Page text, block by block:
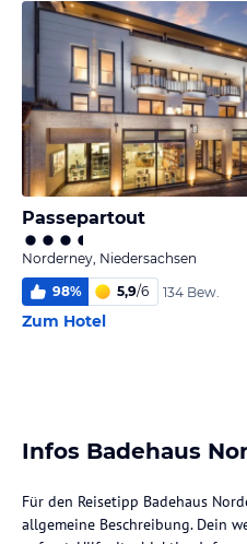
Passepartout
Norderney, Niedersachsen
98% 5,9/6 134 Bew.
Zum Hotel
Infos Badehaus
Für den Reisetipp Badehaus
allgemeine Beschreibung. Dein